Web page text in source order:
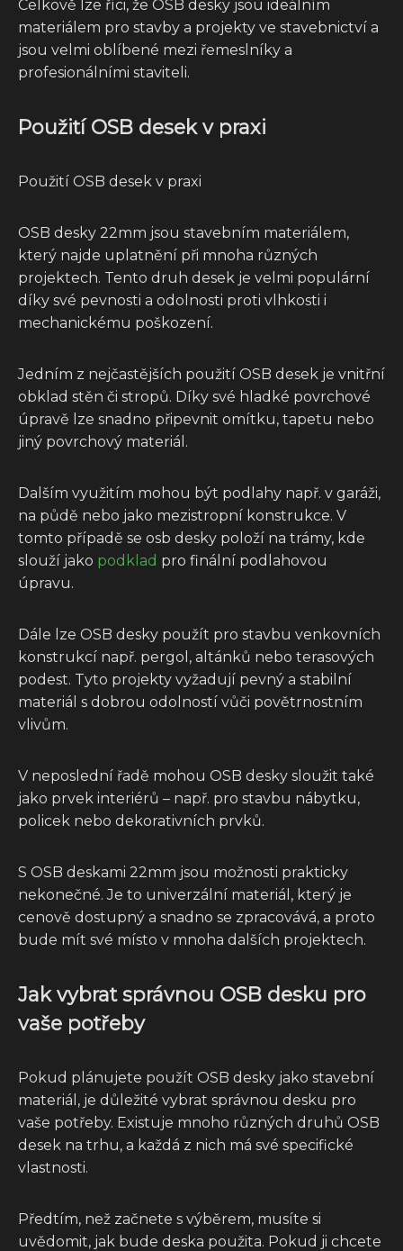
Celkově lze říci, že OSB desky jsou ideálním
materiálem pro stavby a projekty ve stavebnictví a
jsou velmi oblíbené mezi řemeslníky a
profesionálními staviteli.
Použití OSB desek v praxi
Použití OSB desek v praxi
OSB desky 22mm jsou stavebním materiálem,
který najde uplatnění při mnoha různých
projektech. Tento druh desek je velmi populární
díky své pevnosti a odolnosti proti vlhkosti i
mechanickému poškození.
Jedním z nejčastějších použití OSB desek je vnitřní
obklad stěn či stropů. Díky své hladké povrchové
úpravě lze snadno připevnit omítku, tapetu nebo
jiný povrchový materiál.
Dalším využitím mohou být podlahy např. v garáži,
na půdě nebo jako mezistropní konstrukce. V
tomto případě se osb desky položí na trámy, kde
slouží jako podklad pro finální podlahovou
úpravu.
Dále lze OSB desky použít pro stavbu venkovních
konstrukcí např. pergol, altánků nebo terasových
podest. Tyto projekty vyžadují pevný a stabilní
materiál s dobrou odolností vůči povětrnostním
vlivům.
V neposlední řadě mohou OSB desky sloužit také
jako prvek interiérů – např. pro stavbu nábytku,
policek nebo dekorativních prvků.
S OSB deskami 22mm jsou možnosti prakticky
nekonečné. Je to univerzální materiál, který je
cenově dostupný a snadno se zpracovává, a proto
bude mít své místo v mnoha dalších projektech.
Jak vybrat správnou OSB desku pro
vaše potřeby
Pokud plánujete použít OSB desky jako stavební
materiál, je důležité vybrat správnou desku pro
vaše potřeby. Existuje mnoho různých druhů OSB
desek na trhu, a každá z nich má své specifické
vlastnosti.
Předtím, než začnete s výběrem, musíte si
uvědomit, jak bude deska použita. Pokud ji chcete